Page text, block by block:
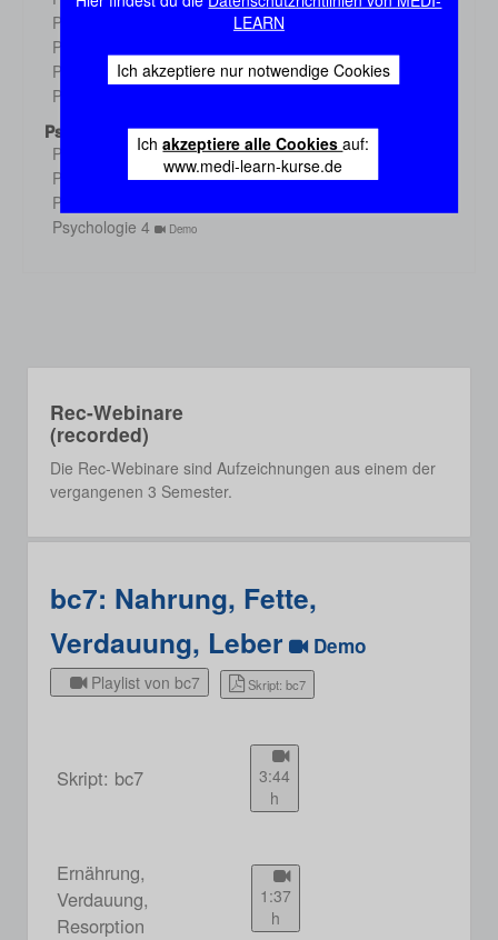
LEARN
Ich akzeptiere nur notwendige Cookies
Ichakzeptiere alle Cookiesauf:
www.medi-learn-kurse.de
Physiologie 3
Physiologie 4
Physiologie 5 Demo
Physiologie 6
Psychologie
Psychologie 1
Demo
Psychologie 2 Demo
Psychologie 3
Psychologie 4 Demo
Rec-Webinare
(recorded)
Die Rec-Webinare sind Aufzeichnungen aus einem der
vergangenen 3 Semester.
bc7: Nahrung, Fette,
Verdauung, Leber
Demo
Playlist von bc7 Skript: bc7
Skript: bc7
3:44
h
Ernährung,
Verdauung,
Resorption
1:37
h